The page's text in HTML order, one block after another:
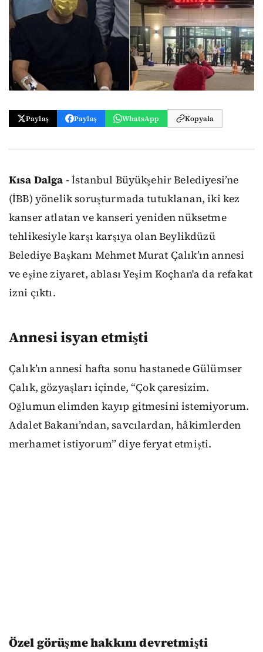
Paylaş Paylaş WhatsApp Kopyala
Kısa Dalga -İstanbul Büyükşehir Belediyesi’ne
(İBB) yönelik soruşturmada tutuklanan, iki kez
kanser atlatan ve kanseri yeniden nüksetme
tehlikesiyle karşı karşıya olan Beylikdüzü
Belediye Başkanı Mehmet Murat Çalık’ın annesi
ve eşine ziyaret, ablası Yeşim Koçhan'a da refakat
izni çıktı.
Annesi isyan etmişti
Çalık’ın annesi hafta sonu hastanede Gülümser
Çalık, gözyaşları içinde, “Çok çaresizim.
Oğlumun elimden kayıp gitmesini istemiyorum.
Adalet Bakanı’ndan, savcılardan, hâkimlerden
merhamet istiyorum” diye feryat etmişti.
Özel görüşme hakkını devretmişti